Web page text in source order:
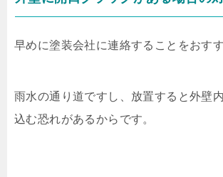
早めに塗装会社に連絡することをおすす
雨水の通り道ですし、放置すると外壁
込む恐れがあるからです。